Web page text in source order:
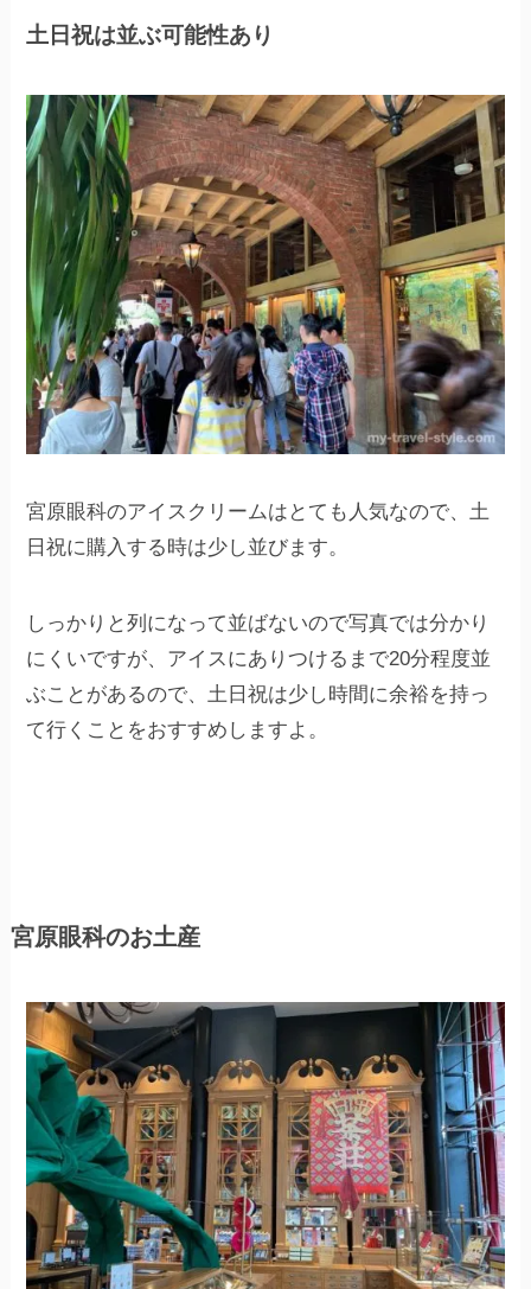
土日祝は並ぶ可能性あり
宮原眼科のアイスクリームはとても人気なので、土
日祝に購入する時は少し並びます。
しっかりと列になって並ばないので写真では分かり
にくいですが、アイスにありつけるまで20分程度並
ぶことがあるので、土日祝は少し時間に余裕を持っ
て行くことをおすすめしますよ。
宮原眼科のお土産